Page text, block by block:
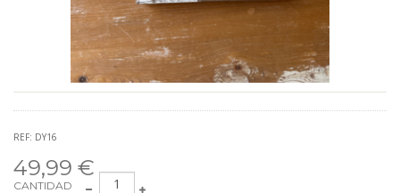
REF: DY16
49,99 €
CANTIDAD